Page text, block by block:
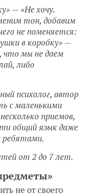
— «Не хочу.
тон, добавим
не поменяется:
в коробку» —
мы не даем
либо
психолог, автор
с маленькими
приемов,
общий язык даже
ребятами.
от 2 до 7 лет.
не от своего